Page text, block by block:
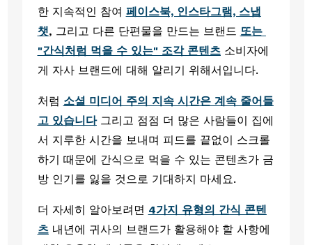
한 지속적인 참여 페이스북, 인스타그램, 스냅
챗, 그리고 다른 단편물을 만드는 브랜드 또는
"간식처럼 먹을 수 있는" 조각 콘텐츠 소비자에
게 자사 브랜드에 대해 알리기 위해서입니다.
처럼 소셜 미디어 주의 지속 시간은 계속 줄어들
고 있습니다 그리고 점점 더 많은 사람들이 집에
서 지루한 시간을 보내며 피드를 끝없이 스크롤
하기 때문에 간식으로 먹을 수 있는 콘텐츠가 금
방 인기를 잃을 것으로 기대하지 마세요.
더 자세히 알아보려면 4가지 유형의 간식 콘텐
츠 내년에 귀사의 브랜드가 활용해야 할 사항에